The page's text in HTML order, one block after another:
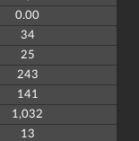
0.00
34
25
243
141
1,032
13